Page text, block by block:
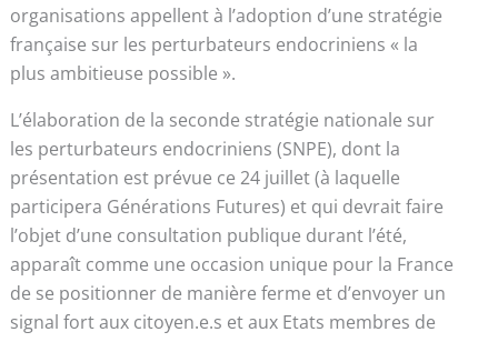
organisations appellent à l’adoption d’une stratégie
française sur les perturbateurs endocriniens « la
plus ambitieuse possible ».
L’élaboration de la seconde stratégie nationale sur
les perturbateurs endocriniens (SNPE), dont la
présentation est prévue ce 24 juillet (à laquelle
participera Générations Futures) et qui devrait faire
l’objet d’une consultation publique durant l’été,
apparaît comme une occasion unique pour la France
de se positionner de manière ferme et d’envoyer un
signal fort aux citoyen.e.s et aux Etats membres de